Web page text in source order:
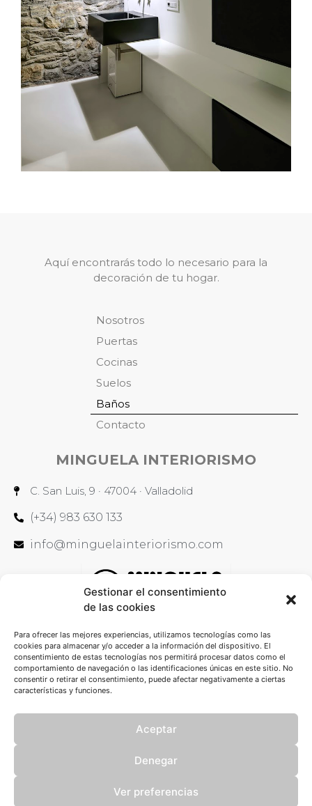
Gestionar el consentimiento
de las cookies
Para ofrecer las mejores experiencias, utilizamos tecnologías como las
cookies para almacenar y/o acceder a la información del dispositivo. El
consentimiento de estas tecnologías nos permitirá procesar datos como el
comportamiento de navegación o las identificaciones únicas en este sitio. No
consentir o retirar el consentimiento, puede afectar negativamente a ciertas
características y funciones.
Aceptar
Denegar
Ver preferencias
Aquí encontrarás todo lo necesario para la
decoración de tu hogar.
Nosotros
Puertas
Cocinas
Suelos
Baños
Contacto
MINGUELA INTERIORISMO
C. San Luis, 9 · 47004 · Valladolid
(+34) 983 630 133
info@minguelainteriorismo.com
Copyright ©2023 Almacenes Minguela. Todos los derechos reservados